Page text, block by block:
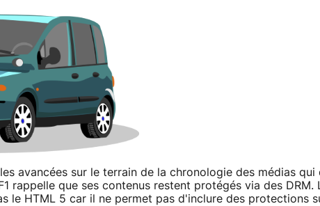
avancées sur le terrain de la chronologie des médias
rappelle que ses contenus restent protégés via des DRM.
le HTML 5 car il ne permet pas d'inclure des protections